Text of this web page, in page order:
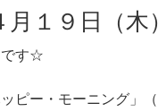
１９日（木）
です☆
ピー・モーニング」